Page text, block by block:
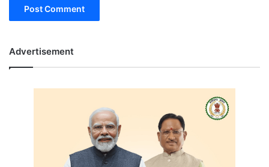
Advertisement